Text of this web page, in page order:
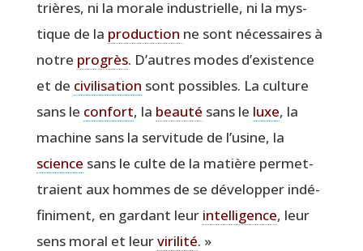
trières, ni la morale indus­trielle, ni la mys­
tique de la pro­duc­tion ne sont néces­saires à
notre pro­grès. D’autres modes d’existence
et de civi­li­sa­tion sont pos­sibles. La culture
sans le confort, la beau­té sans le luxe, la
machine sans la ser­vi­tude de l’usine, la
science sans le culte de la matière per­met­
traient aux hommes de se déve­lop­per indé­
fi­ni­ment, en gar­dant leur intel­li­gence, leur
sens moral et leurviri­li­té. »